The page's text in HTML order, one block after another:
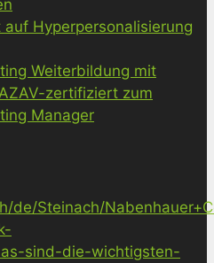
Hyperpersonalisierung
Weiterbildung mit
zertifiziert zum
Manager
de/Steinach/
sind-die-wichtigsten-